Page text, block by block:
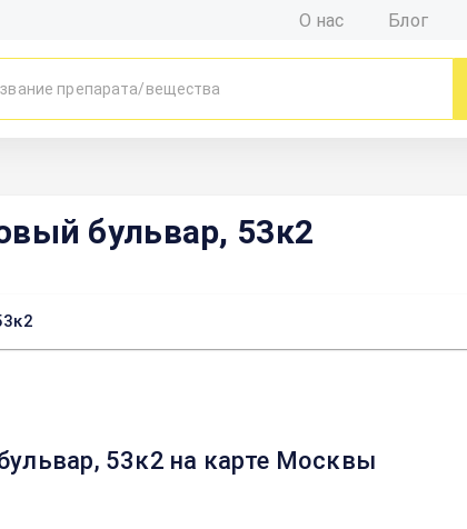
О нас Блог
бульвар, 53к2
53к2 на карте Москвы